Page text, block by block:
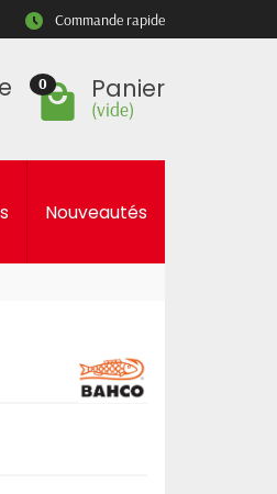
Commande rapide
0 Panier
(vide)
Nouveautés